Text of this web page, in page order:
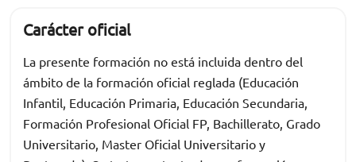
Carácter oficial
La presente formación no está incluida dentro del
ámbito de la formación oficial reglada (Educación
Infantil, Educación Primaria, Educación Secundaria,
Formación Profesional Oficial FP, Bachillerato, Grado
Universitario, Master Oficial Universitario y